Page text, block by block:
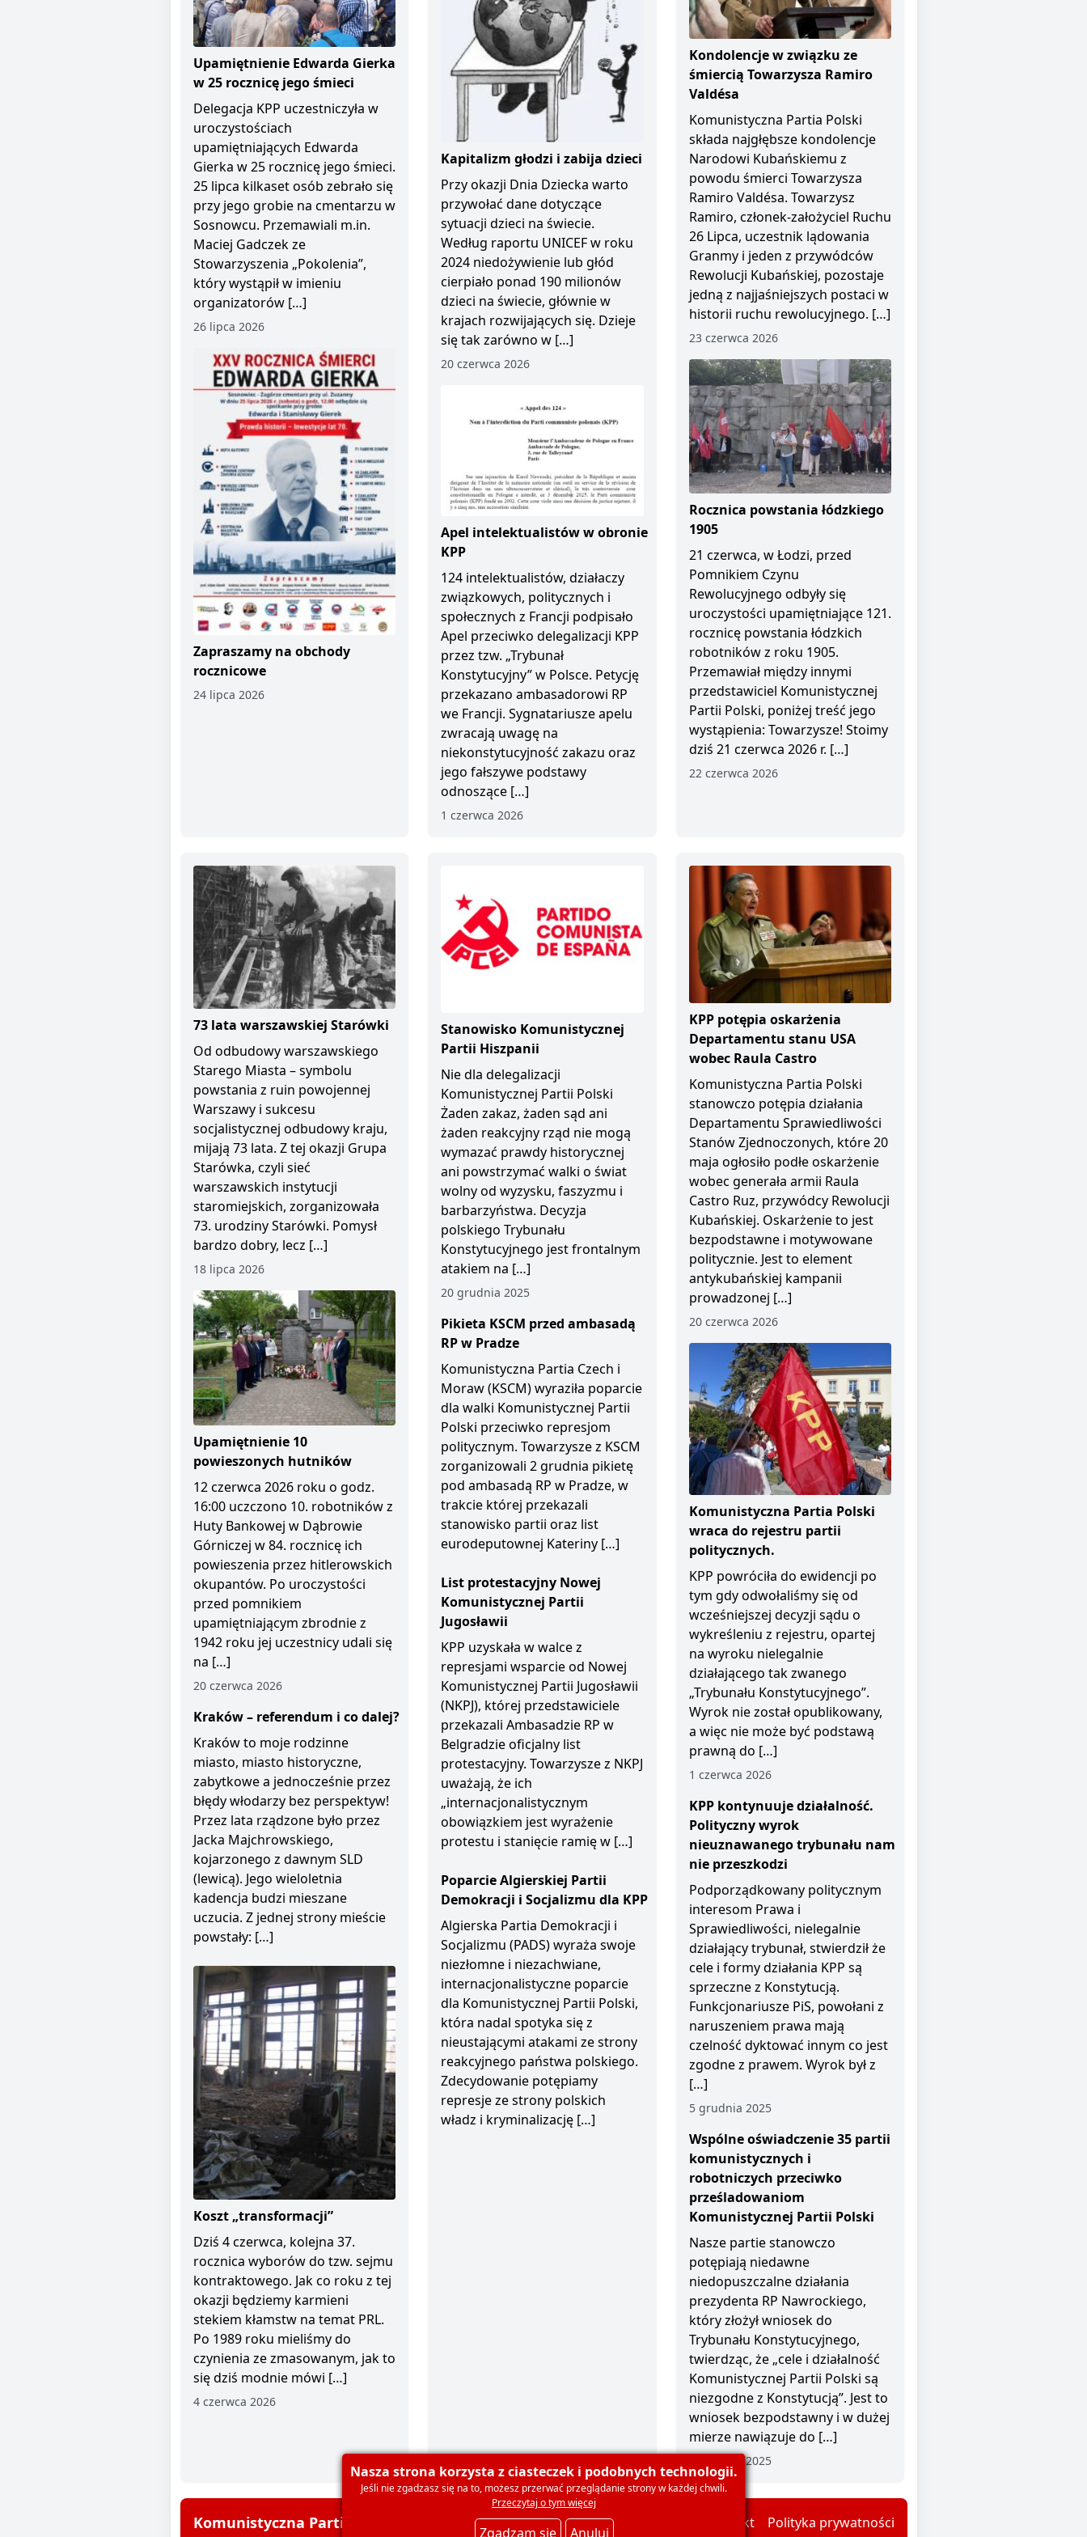
Upamiętnienie Edwarda Gierka
w 25 rocznicę jego śmieci
Delegacja KPP uczestniczyła w
uroczystościach
upamiętniających Edwarda
Gierka w 25 rocznicę jego śmieci.
25 lipca kilkaset osób zebrało się
przy jego grobie na cmentarzu w
Sosnowcu. Przemawiali m.in.
Maciej Gadczek ze
Stowarzyszenia „Pokolenia”,
który wystąpił w imieniu
organizatorów […]
26 lipca 2026
Zapraszamy na obchody
rocznicowe
24 lipca 2026
Kapitalizm głodzi i zabija dzieci
Przy okazji Dnia Dziecka warto
przywołać dane dotyczące
sytuacji dzieci na świecie.
Według raportu UNICEF w roku
2024 niedożywienie lub głód
cierpiało ponad 190 milionów
dzieci na świecie, głównie w
krajach rozwijających się. Dzieje
się tak zarówno w […]
20 czerwca 2026
Apel intelektualistów w obronie
KPP
124 intelektualistów, działaczy
związkowych, politycznych i
społecznych z Francji podpisało
Apel przeciwko delegalizacji KPP
przez tzw. „Trybunał
Konstytucyjny” w Polsce. Petycję
przekazano ambasadorowi RP
we Francji. Sygnatariusze apelu
zwracają uwagę na
niekonstytucyjność zakazu oraz
jego fałszywe podstawy
odnoszące […]
1 czerwca 2026
Kondolencje w związku ze
śmiercią Towarzysza Ramiro
Valdésa
Komunistyczna Partia Polski
składa najgłębsze kondolencje
Narodowi Kubańskiemu z
powodu śmierci Towarzysza
Ramiro Valdésa. Towarzysz
Ramiro, członek-założyciel Ruchu
26 Lipca, uczestnik lądowania
Granmy i jeden z przywódców
Rewolucji Kubańskiej, pozostaje
jedną z najjaśniejszych postaci w
historii ruchu rewolucyjnego. […]
23 czerwca 2026
Rocznica powstania łódzkiego
1905
21 czerwca, w Łodzi, przed
Pomnikiem Czynu
Rewolucyjnego odbyły się
uroczystości upamiętniające 121.
rocznicę powstania łódzkich
robotników z roku 1905.
Przemawiał między innymi
przedstawiciel Komunistycznej
Partii Polski, poniżej treść jego
wystąpienia: Towarzysze! Stoimy
dziś 21 czerwca 2026 r. […]
22 czerwca 2026
73 lata warszawskiej Starówki
Od odbudowy warszawskiego
Starego Miasta – symbolu
powstania z ruin powojennej
Warszawy i sukcesu
socjalistycznej odbudowy kraju,
mijają 73 lata. Z tej okazji Grupa
Starówka, czyli sieć
warszawskich instytucji
staromiejskich, zorganizowała
73. urodziny Starówki. Pomysł
bardzo dobry, lecz […]
18 lipca 2026
Upamiętnienie 10
powieszonych hutników
12 czerwca 2026 roku o godz.
16:00 uczczono 10. robotników z
Huty Bankowej w Dąbrowie
Górniczej w 84. rocznicę ich
powieszenia przez hitlerowskich
okupantów. Po uroczystości
przed pomnikiem
upamiętniającym zbrodnie z
1942 roku jej uczestnicy udali się
na […]
20 czerwca 2026
Kraków – referendum i co dalej?
Kraków to moje rodzinne
miasto, miasto historyczne,
zabytkowe a jednocześnie przez
błędy włodarzy bez perspektyw!
Przez lata rządzone było przez
Jacka Majchrowskiego,
kojarzonego z dawnym SLD
(lewicą). Jego wieloletnia
kadencja budzi mieszane
uczucia. Z jednej strony mieście
powstały: […]
Koszt „transformacji”
Dziś 4 czerwca, kolejna 37.
rocznica wyborów do tzw. sejmu
kontraktowego. Jak co roku z tej
okazji będziemy karmieni
stekiem kłamstw na temat PRL.
Po 1989 roku mieliśmy do
czynienia ze zmasowanym, jak to
się dziś modnie mówi […]
4 czerwca 2026
Stanowisko Komunistycznej
Partii Hiszpanii
Nie dla delegalizacji
Komunistycznej Partii Polski
Żaden zakaz, żaden sąd ani
żaden reakcyjny rząd nie mogą
wymazać prawdy historycznej
ani powstrzymać walki o świat
wolny od wyzysku, faszyzmu i
barbarzyństwa. Decyzja
polskiego Trybunału
Konstytucyjnego jest frontalnym
atakiem na […]
20 grudnia 2025
Pikieta KSCM przed ambasadą
RP w Pradze
Komunistyczna Partia Czech i
Moraw (KSCM) wyraziła poparcie
dla walki Komunistycznej Partii
Polski przeciwko represjom
politycznym. Towarzysze z KSCM
zorganizowali 2 grudnia pikietę
pod ambasadą RP w Pradze, w
trakcie której przekazali
stanowisko partii oraz list
eurodeputownej Kateriny […]
List protestacyjny Nowej
Komunistycznej Partii
Jugosławii
KPP uzyskała w walce z
represjami wsparcie od Nowej
Komunistycznej Partii Jugosławii
(NKPJ), której przedstawiciele
przekazali Ambasadzie RP w
Belgradzie oficjalny list
protestacyjny. Towarzysze z NKPJ
uważają, że ich
„internacjonalistycznym
obowiązkiem jest wyrażenie
protestu i stanięcie ramię w […]
Poparcie Algierskiej Partii
Demokracji i Socjalizmu dla KPP
Algierska Partia Demokracji i
Socjalizmu (PADS) wyraża swoje
niezłomne i niezachwiane,
internacjonalistyczne poparcie
dla Komunistycznej Partii Polski,
która nadal spotyka się z
nieustającymi atakami ze strony
reakcyjnego państwa polskiego.
Zdecydowanie potępiamy
represje ze strony polskich
władz i kryminalizację […]
KPP potępia oskarżenia
Departamentu stanu USA
wobec Raula Castro
Komunistyczna Partia Polski
stanowczo potępia działania
Departamentu Sprawiedliwości
Stanów Zjednoczonych, które 20
maja ogłosiło podłe oskarżenie
wobec generała armii Raula
Castro Ruz, przywódcy Rewolucji
Kubańskiej. Oskarżenie to jest
bezpodstawne i motywowane
politycznie. Jest to element
antykubańskiej kampanii
prowadzonej […]
20 czerwca 2026
Komunistyczna Partia Polski
wraca do rejestru partii
politycznych.
KPP powróciła do ewidencji po
tym gdy odwołaliśmy się od
wcześniejszej decyzji sądu o
wykreśleniu z rejestru, opartej
na wyroku nielegalnie
działającego tak zwanego
„Trybunału Konstytucyjnego”.
Wyrok nie został opublikowany,
a więc nie może być podstawą
prawną do […]
1 czerwca 2026
KPP kontynuuje działalność.
Polityczny wyrok
nieuznawanego trybunału nam
nie przeszkodzi
Podporządkowany politycznym
interesom Prawa i
Sprawiedliwości, nielegalnie
działający trybunał, stwierdził że
cele i formy działania KPP są
sprzeczne z Konstytucją.
Funkcjonariusze PiS, powołani z
naruszeniem prawa mają
czelność dyktować innym co jest
zgodne z prawem. Wyrok był z
[…]
5 grudnia 2025
Wspólne oświadczenie 35 partii
komunistycznych i
robotniczych przeciwko
prześladowaniom
Komunistycznej Partii Polski
Nasze partie stanowczo
potępiają niedawne
niedopuszczalne działania
prezydenta RP Nawrockiego,
który złożył wniosek do
Trybunału Konstytucyjnego,
twierdząc, że „cele i działalność
Komunistycznej Partii Polski są
niezgodne z Konstytucją”. Jest to
wniosek bezpodstawny i w dużej
mierze nawiązuje do […]
1 grudnia 2025
Komunistyczna Partia Polski Dla mediów Deklaracja członkowska Kontakt Polityka prywatności
Nasza strona korzysta z ciasteczek i podobnych technologii.
Jeśli nie zgadzasz się na to, możesz przerwać przeglądanie strony w każdej chwili.
Przeczytaj o tym więcej
Zgadzam się Anuluj